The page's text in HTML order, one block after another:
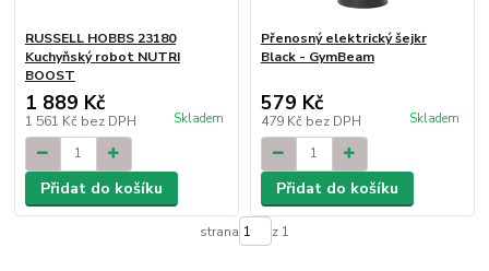
RUSSELL HOBBS 23180
Kuchyňský robot NUTRI
BOOST
1 889 Kč
1 561 Kč bez DPH Skladem
Přidat do košíku
Přenosný elektrický šejkr
Black - GymBeam
579 Kč
479 Kč bez DPH Skladem
Přidat do košíku
strana z 1